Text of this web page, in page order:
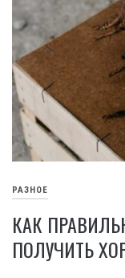
РАЗНОЕ
КАК
ПОЛУЧИТЬ